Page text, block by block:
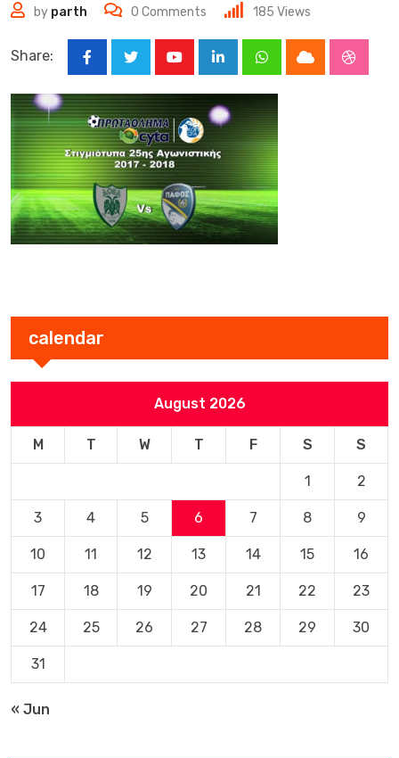
by parth 0 Comments 185 Views
Share:
LinkedInWhatsappCloud
calendar
August 2026
M T W T F S S
1 2
3 4 5 6 7 8 9
10 11 12 13 14 15 16
17 18 19 20 21 22 23
24 25 26 27 28 29 30
31
« Jun